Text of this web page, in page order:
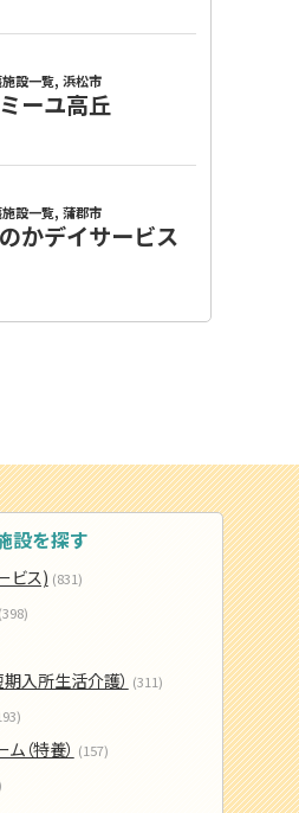
設を探す
ビス) (831)
(398)
期入所生活介護） (311)
（特養） (157)